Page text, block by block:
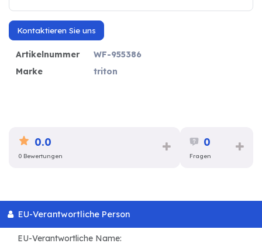
Kontaktieren Sie uns
Artikelnummer
WF-955386
Marke
triton
0.0
0 Bewertungen
0
Fragen
EU-Verantwortliche Person
EU-Verantwortliche Name: